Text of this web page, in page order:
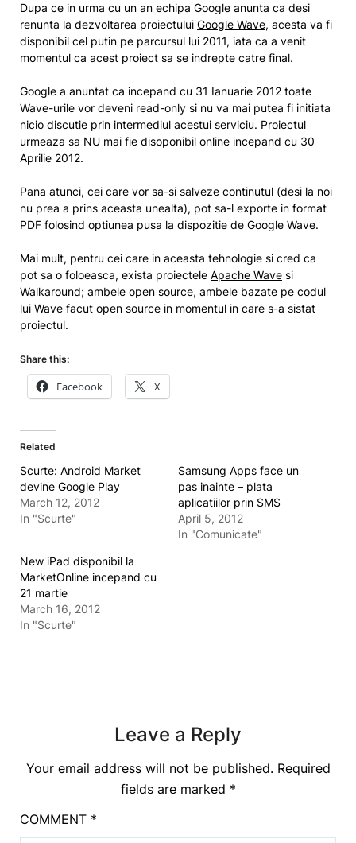
Dupa ce in urma cu un an echipa Google anunta ca desi
renunta la dezvoltarea proiectului Google Wave, acesta va fi
disponibil cel putin pe parcursul lui 2011, iata ca a venit
momentul ca acest proiect sa se indrepte catre final.
Google a anuntat ca incepand cu 31 Ianuarie 2012 toate
Wave-urile vor deveni read-only si nu va mai putea fi initiata
nicio discutie prin intermediul acestui serviciu. Proiectul
urmeaza sa NU mai fie disoponibil online incepand cu 30
Aprilie 2012.
Pana atunci, cei care vor sa-si salveze continutul (desi la noi
nu prea a prins aceasta unealta), pot sa-l exporte in format
PDF folosind optiunea pusa la dispozitie de Google Wave.
Mai mult, pentru cei care in aceasta tehnologie si cred ca
pot sa o foloeasca, exista proiectele Apache Wave si
Walkaround; ambele open source, ambele bazate pe codul
lui Wave facut open source in momentul in care s-a sistat
proiectul.
Share this:
Facebook X
Related
Scurte: Android Market
devine Google Play
March 12, 2012
In "Scurte"
Samsung Apps face un
pas inainte – plata
aplicatiilor prin SMS
April 5, 2012
In "Comunicate"
New iPad disponibil la
MarketOnline incepand cu
21 martie
March 16, 2012
In "Scurte"
Leave a Reply
Your email address will not be published. Required
fields are marked *
COMMENT *